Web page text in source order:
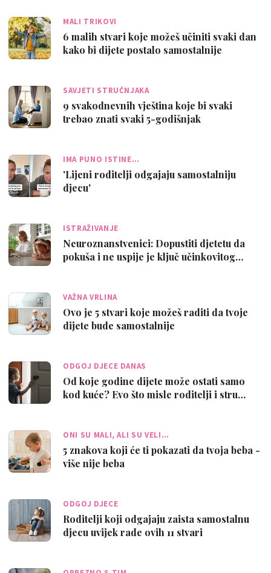
MALI TRIKOVI
6 malih stvari koje možeš učiniti svaki dan
kako bi dijete postalo samostalnije
SAVJETI STRUČNJAKA
9 svakodnevnih vještina koje bi svaki
trebao znati svaki 5-godišnjak
IMA PUNO ISTINE…
'Lijeni roditelji odgajaju samostalniju
djecu'
ISTRAŽIVANJE
Neuroznanstvenici: Dopustiti djetetu da
pokuša i ne uspije je ključ učinkovitog…
VAŽNA VRLINA
Ovo je 5 stvari koje možeš raditi da tvoje
dijete bude samostalnije
ODGOJ DJECE DANAS
Od koje godine dijete može ostati samo
kod kuće? Evo što misle roditelji i stru…
ONI SU MALI, ALI SU VELI…
5 znakova koji će ti pokazati da tvoja beba -
više nije beba
ODGOJ DJECE
Roditelji koji odgajaju zaista samostalnu
djecu uvijek rade ovih 11 stvari